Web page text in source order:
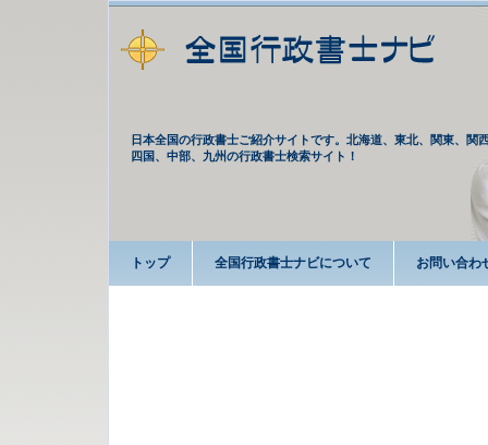
日本全国の行政書士ご紹介サイトです。北海道、東北、関東、関
四国、中部、九州の行政書士検索サイト！
トップ 全国行政書士ナビについて お問い合わ